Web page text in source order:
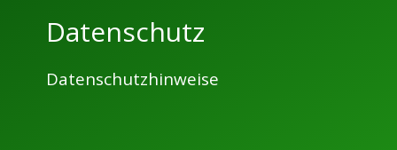
Datenschutz
Datenschutzhinweise